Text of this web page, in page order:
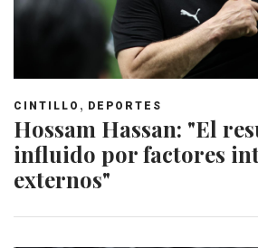
CINTILLO , DEPORTES
Hossam Hassan: "El
influido por factores
externos"